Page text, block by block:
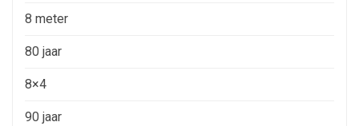
8 meter
80 jaar
8×4
90 jaar